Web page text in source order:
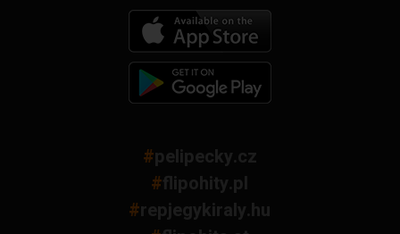
#pelipecky.cz
#flipohity.pl
#repjegykiraly.hu